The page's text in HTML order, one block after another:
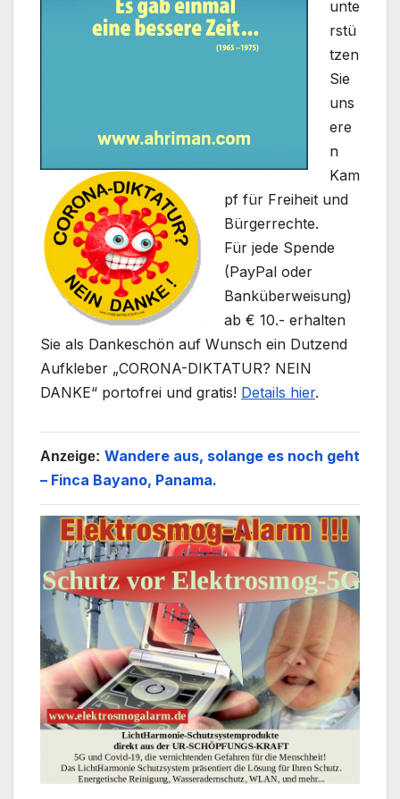
unte
rstü
tzen
Sie
uns
ere
n
Kam
pf für Freiheit und
Bürgerrechte.
Für jede Spende
(PayPal oder
Banküberweisung)
ab € 10.- erhalten
Sie als Dankeschön auf Wunsch ein Dutzend
Aufkleber „CORONA-DIKTATUR? NEIN
DANKE“ portofrei und gratis! Details hier.
Anzeige: Wandere aus, solange es noch geht
– Finca Bayano, Panama.